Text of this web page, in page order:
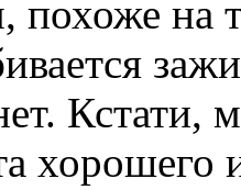
похоже на
хорошего